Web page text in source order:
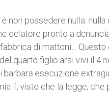
non possedere nulla:
delatore pronto a
di mattoni…
quarto figlio arsi vivi il 4
esecuzione
lì, visto che la legge, che